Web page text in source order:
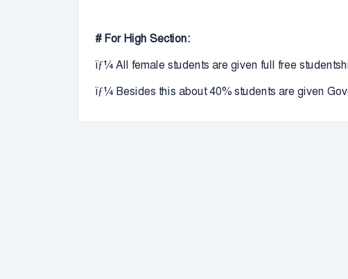
# For High Section:
ïƒ¼ All female students are given full free
ïƒ¼ Besides this about 40% students are given